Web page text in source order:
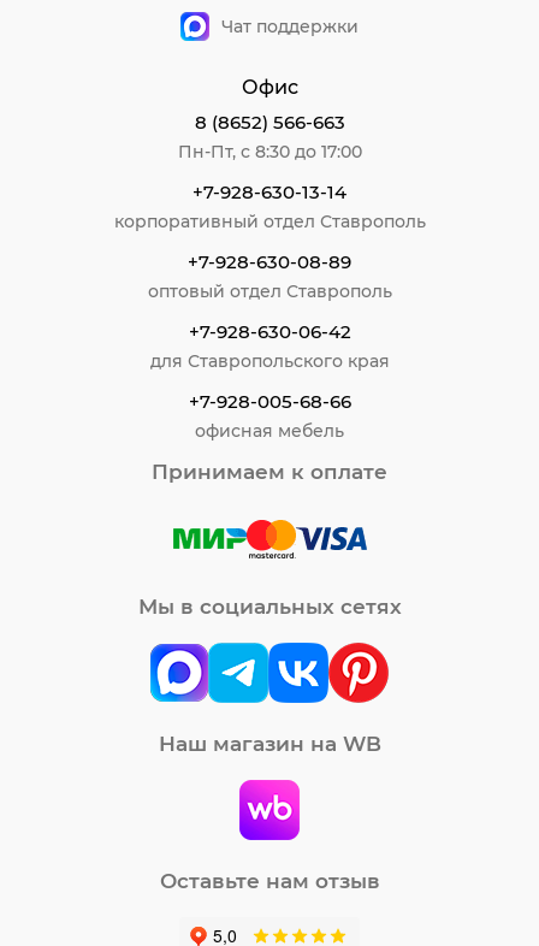
Чат поддержки
Офис
8 (8652) 566-663
Пн-Пт, с 8:30 до 17:00
+7-928-630-13-14
корпоративный отдел Ставрополь
+7-928-630-08-89
оптовый отдел Ставрополь
+7-928-630-06-42
для Ставропольского края
+7-928-005-68-66
офисная мебель
Принимаем к оплате
Мы в социальных сетях
Наш магазин на WB
Оставьте нам отзыв